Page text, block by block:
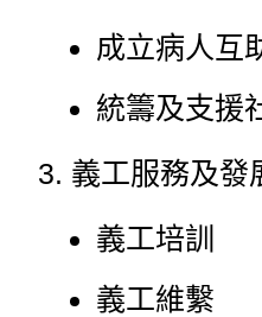
成立病人互
統籌及支援
義工服務及發
義工培訓
義工維繫